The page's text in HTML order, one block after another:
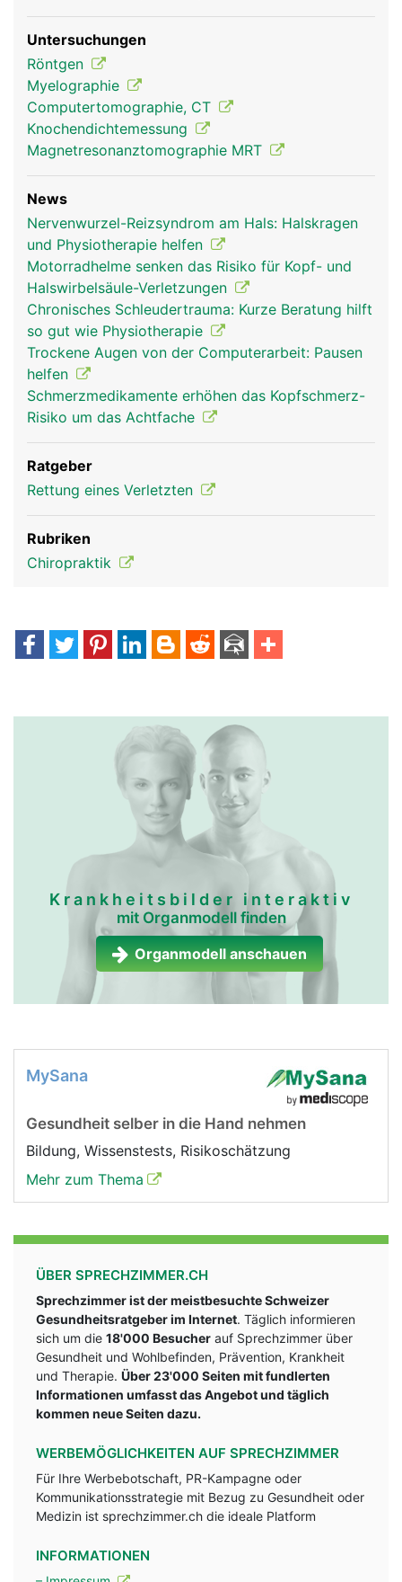
Untersuchungen
Röntgen
Myelographie
Computertomographie, CT
Knochendichtemessung
Magnetresonanztomographie MRT
News
Nervenwurzel-Reizsyndrom am Hals: Halskragen
und Physiotherapie helfen
Motorradhelme senken das Risiko für Kopf- und
Halswirbelsäule-Verletzungen
Chronisches Schleudertrauma: Kurze Beratung hilft
so gut wie Physiotherapie
Trockene Augen von der Computerarbeit: Pausen
helfen
Schmerzmedikamente erhöhen das Kopfschmerz-
Risiko um das Achtfache
Ratgeber
Rettung eines Verletzten
Rubriken
Chiropraktik
Krankheitsbilder interaktiv
mit Organmodell finden
Organmodell anschauen
MySana
Gesundheit selber in die Hand nehmen
Bildung, Wissenstests, Risikoschätzung
Mehr zum Thema
ÜBER SPRECHZIMMER.CH
Sprechzimmer ist der meistbesuchte Schweizer
Gesundheitsratgeber im Internet. Täglich informieren
sich um die 18'000 Besucher auf Sprechzimmer über
Gesundheit und Wohlbefinden, Prävention, Krankheit
und Therapie. Über 23'000 Seiten mit fundlerten
Informationen umfasst das Angebot und täglich
kommen neue Seiten dazu.
WERBEMÖGLICHKEITEN AUF SPRECHZIMMER
Für Ihre Werbebotschaft, PR-Kampagne oder
Kommunikationsstrategie mit Bezug zu Gesundheit oder
Medizin ist sprechzimmer.ch die ideale Platform
INFORMATIONEN